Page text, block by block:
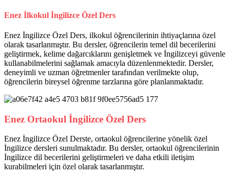
Enez İlkokul İngilizce Özel Ders
Enez İngilizce Özel Ders, ilkokul öğrencilerinin ihtiyaçlarına özel
olarak tasarlanmıştır. Bu dersler, öğrencilerin temel dil becerilerini
geliştirmek, kelime dağarcıklarını genişletmek ve İngilizceyi güvenle
kullanabilmelerini sağlamak amacıyla düzenlenmektedir. Dersler,
deneyimli ve uzman öğretmenler tarafından verilmekte olup,
öğrencilerin bireysel öğrenme tarzlarına göre planlanmaktadır.
Enez Ortaokul İngilizce Özel Ders
Enez İngilizce Özel Derste, ortaokul öğrencilerine yönelik özel
İngilizce dersleri sunulmaktadır. Bu dersler, ortaokul öğrencilerinin
İngilizce dil becerilerini geliştirmeleri ve daha etkili iletişim
kurabilmeleri için özel olarak tasarlanmıştır.